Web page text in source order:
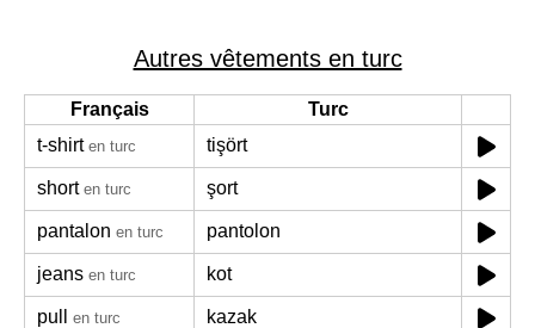
Autres vêtements en turc
Français
Turc
t-shirt en turc tişört
short en turc şort
pantalon en turc pantolon
jeans en turc kot
pull en turc kazak